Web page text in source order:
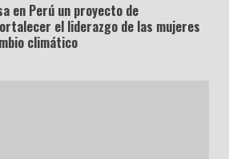
en Perú un proyecto de
el liderazgo de las mujeres
climático